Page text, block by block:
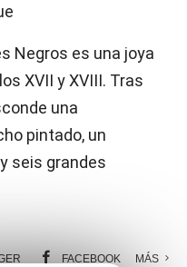
Negros es una joya
XVII y XVIII. Tras
una
pintado, un
seis grandes
FACEBOOK MÁS